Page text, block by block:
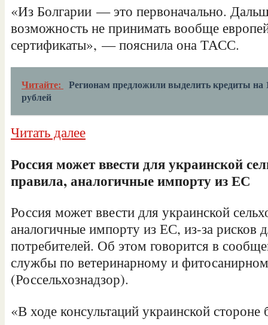
«Из Болгарии — это первоначально.
возможность не принимать вообще
сертификаты», — пояснила она ТАСС.
Читайте:
Регионам предложили выделить кредиты на
рублей
Читать далее
Россия может ввести для украинской
правила, аналогичные импорту из ЕС
Россия может ввести для украинской
аналогичные импорту из ЕС, из-за рисков
потребителей. Об этом говорится в
службы по ветеринарному и
(Россельхознадзор).
«В ходе консультаций украинской стороне